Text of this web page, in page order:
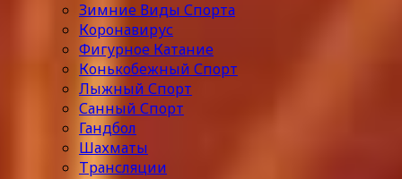
Зимние Виды Спорта
Коронавирус
Фигурное Катание
Конькобежный Спорт
Лыжный Спорт
Санный Спорт
Гандбол
Шахматы
Трансляции